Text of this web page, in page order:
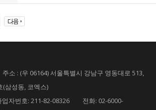
: (우 06164) 서울특별시 강남구 영동대로 513,
(삼성동, 코엑스)
자번호: 211-82-08326 전화: 02-6000-